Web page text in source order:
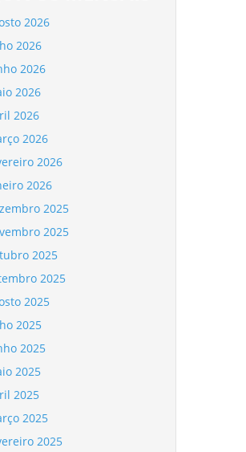
2026
2026
2026
2026
2026
2026
2026
2026
2025
2025
2025
2025
2025
2025
2025
2025
2025
2025
2025